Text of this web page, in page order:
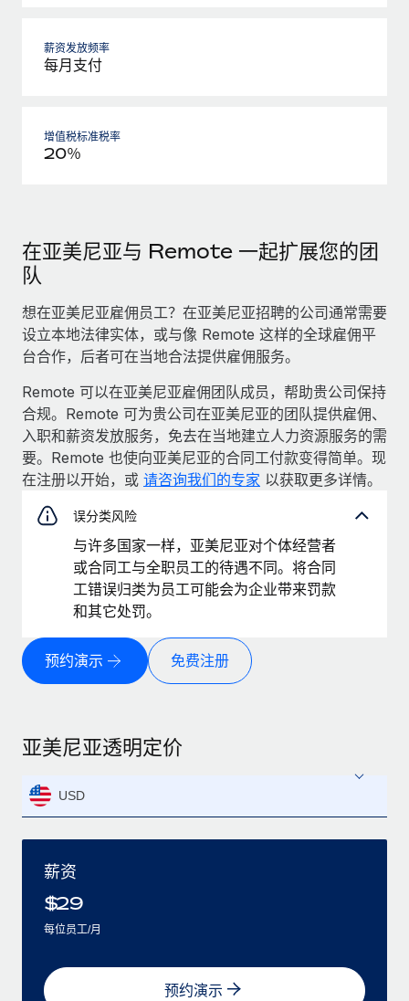
薪资发放频率
每月支付
增值税标准税率
20％
在亚美尼亚与 Remote 一起扩展您的团
队
想在亚美尼亚雇佣员工？在亚美尼亚招聘的公司通常需要
设立本地法律实体，或与像 Remote 这样的全球雇佣平
台合作，后者可在当地合法提供雇佣服务。
Remote 可以在亚美尼亚雇佣团队成员，帮助贵公司保持
合规。Remote 可为贵公司在亚美尼亚的团队提供雇佣、
入职和薪资发放服务，免去在当地建立人力资源服务的需
要。Remote 也使向亚美尼亚的合同工付款变得简单。现
在注册以开始，或 请咨询我们的专家 以获取更多详情。
误分类风险
与许多国家一样，亚美尼亚对个体经营者
或合同工与全职员工的待遇不同。将合同
工错误归类为员工可能会为企业带来罚款
和其它处罚。
预约演示 免费注册
亚美尼亚透明定价
USD
薪资
$29
每位员工/月
预约演示